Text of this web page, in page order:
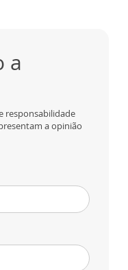
a
responsabilidade
a opinião